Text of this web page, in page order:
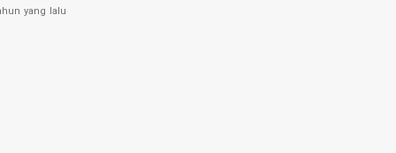
yang lalu